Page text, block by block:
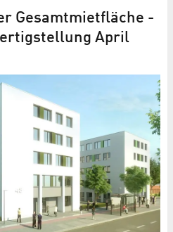
Gesamtmietfläche -
April